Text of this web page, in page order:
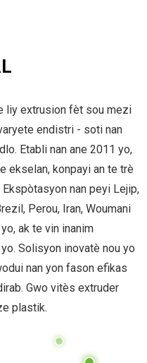
liy extrusion fèt sou mezi
endistri - soti nan
Etabli nan ane 2011 yo,
ekselan, konpayi an te trè
nan peyi Lejip,
Perou, Iran, Woumani
ak te vin inanim
Solisyon inovatè nou yo
nan yon fason efikas
Gwo vitès extruder
plastik.